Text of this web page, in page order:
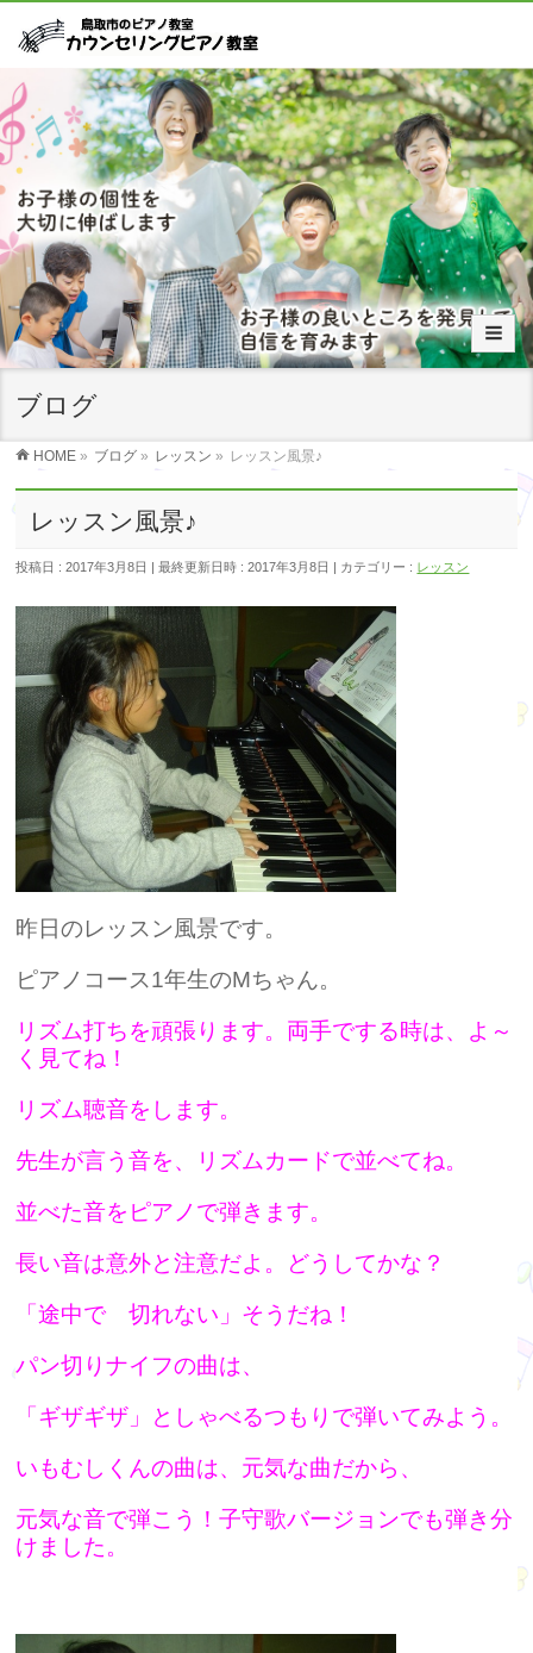
ブログ
HOME » ブログ » レッスン » レッスン風景♪
レッスン風景♪
投稿日 : 2017年3月8日 最終更新日時 : 2017年3月8日 カテゴリー : レッスン
昨日のレッスン風景です。
ピアノコース1年生のMちゃん。
リズム打ちを頑張ります。両手でする時は、よ～
く見てね！
リズム聴音をします。
先生が言う音を、リズムカードで並べてね。
並べた音をピアノで弾きます。
長い音は意外と注意だよ。どうしてかな？
「途中で 切れない」そうだね！
パン切りナイフの曲は、
「ギザギザ」としゃべるつもりで弾いてみよう。
いもむしくんの曲は、元気な曲だから、
元気な音で弾こう！子守歌バージョンでも弾き分
けました。